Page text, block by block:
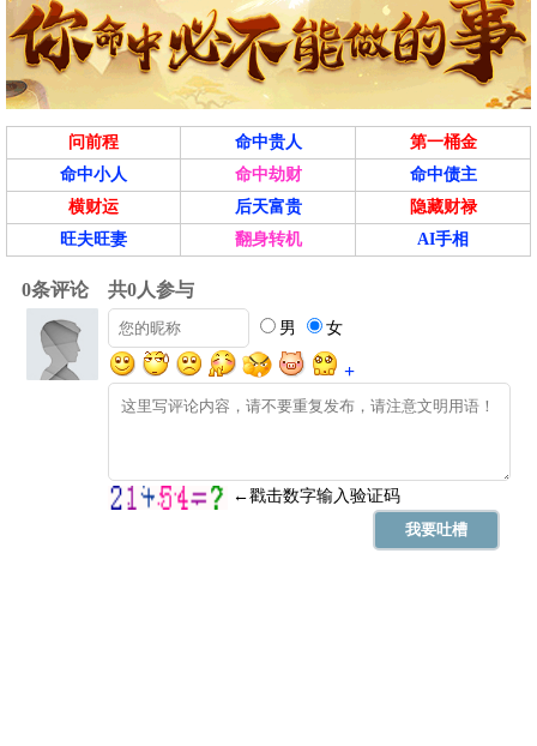
问前程 命中贵人
第一桶金
命中小人
命中劫财
命中债主
横财运
后天富贵
隐藏财禄
旺夫旺妻
翻身转机 AI手相